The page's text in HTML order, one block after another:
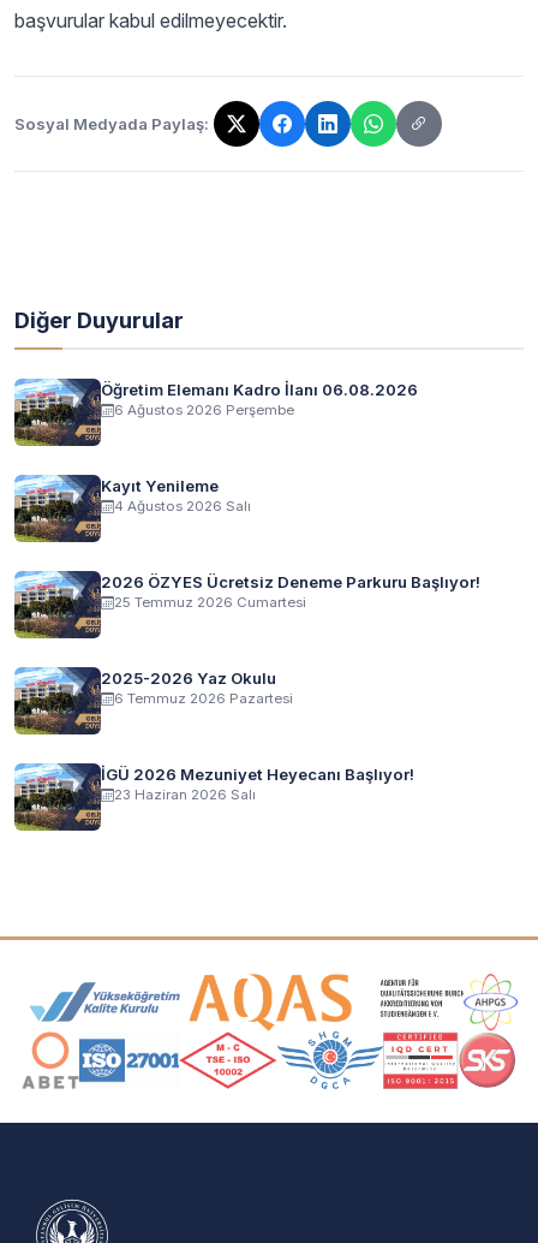
başvurular kabul edilmeyecektir.
Sosyal Medyada Paylaş:
Bağlantı kopyalandı!
Diğer Duyurular
Öğretim Elemanı Kadro İlanı 06.08.2026
6 Ağustos 2026 Perşembe
Kayıt Yenileme
4 Ağustos 2026 Salı
2026 ÖZYES Ücretsiz Deneme Parkuru Başlıyor!
25 Temmuz 2026 Cumartesi
2025-2026 Yaz Okulu
6 Temmuz 2026 Pazartesi
İGÜ 2026 Mezuniyet Heyecanı Başlıyor!
23 Haziran 2026 Salı
Akreditasyon ve Üyelik Logoları